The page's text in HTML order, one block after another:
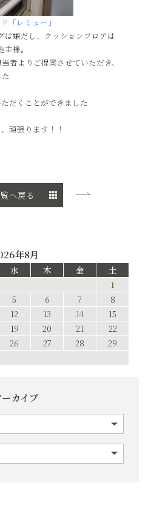
「レミュー」
は嫌だし、クッションフロアは
様。
者よりご提案させていただき、
た
だくことができました
頑張ります！！
へ戻る
年8月
水 木 金
土
1
5 6 7
8
12 13 14
15
19 20 21
22
26 27 28
29
ーカイブ